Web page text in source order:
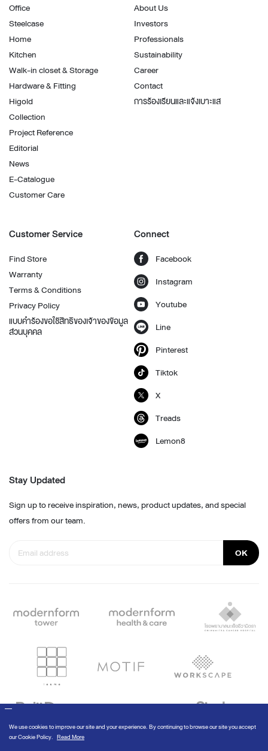
Office
Steelcase
Home
Kitchen
Walk-in closet & Storage
Hardware & Fitting
Higold
Collection
Project Reference
Editorial
News
E-Catalogue
Customer Care
About Us
Investors
Professionals
Sustainability
Career
Contact
การร้องเรียนและแจ้งเบาะแส
Customer Service
Find Store
Warranty
Terms & Conditions
Privacy Policy
แบบคำร้องขอใช้สิทธิของเจ้าของข้อมูล
ส่วนบุคคล
Connect
Facebook
Instagram
Youtube
Line
Pinterest
Tiktok
X
Treads
Lemon8
Stay Updated
Sign up to receive inspiration, news, product updates, and special
offers from our team.
OK